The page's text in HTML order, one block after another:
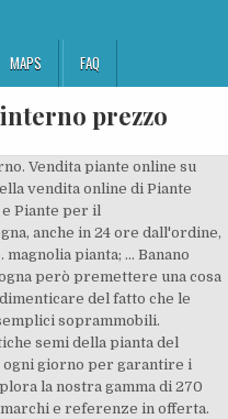
MAPS FAQ
prezzo
Vendita piante online su
vendita online di Piante
Piante per il
anche in 24 ore dall'ordine,
pianta; ... Banano
però premettere una cosa
del fatto che le
soprammobili.
semi della pianta del
ogni giorno per garantire i
la nostra gamma di 270
e referenze in offerta.